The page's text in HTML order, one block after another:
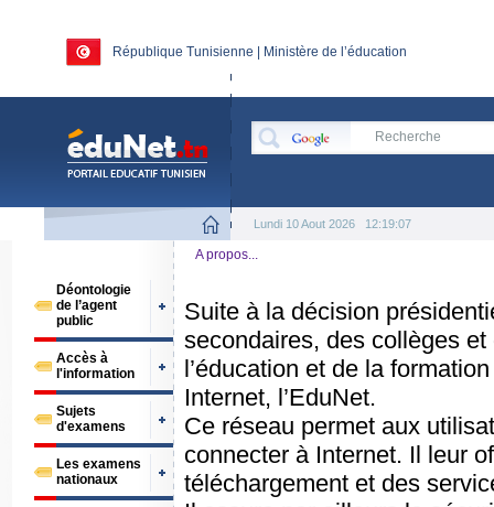
République Tunisienne | Ministère de l’éducation
Lundi 10 Aout 2026 12:19:08
Déontologie
de l’agent
public
Accès à
l'information
Sujets
d'examens
Les examens
nationaux
A propos...
Suite à la décision
secondaires, des collèges
l’éducation et de la
Internet, l’EduNet.
Ce réseau permet aux
connecter à Internet. Il leur
téléchargement et des